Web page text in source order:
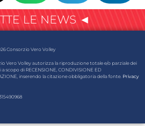
LE NEWS ◄
Consorzio Vero Volley
Vero Volley autorizza la riproduzione totale e/o parziale dei
scopo di RECENSIONE, CONDIVISIONE ED
inserendo la citazione obbligatoria della fonte. Privacy